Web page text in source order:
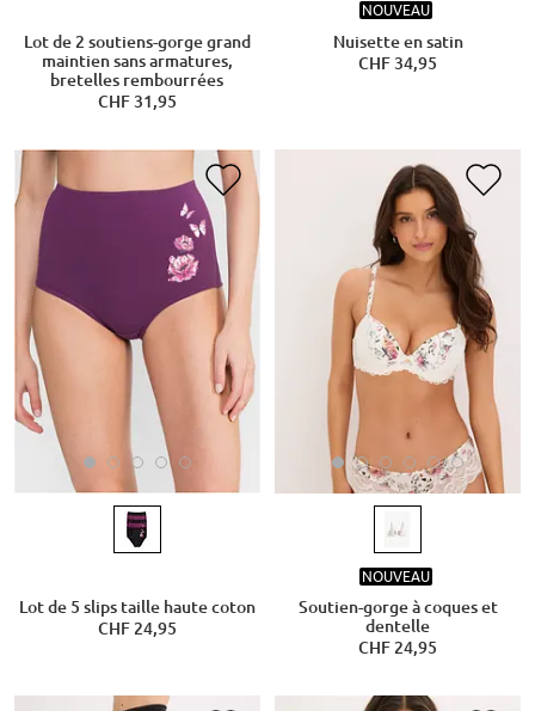
Lot de 2 soutiens-gorge grand
maintien sans armatures,
bretelles rembourrées
CHF 31,95
NOUVEAU
Nuisette en satin
CHF 34,95
Lot de 5 slips taille haute coton
CHF 24,95
NOUVEAU
Soutien-gorge à coques et
dentelle
CHF 24,95